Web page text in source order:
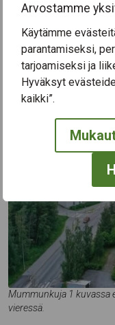
Arvostamme
Käytämme
parantamiseksi,
tarjoamiseksi ja
Hyväksyt
kaikki”.
Johanna Seppälä,
Mummunkuja 1 kuvassa
vieressä.